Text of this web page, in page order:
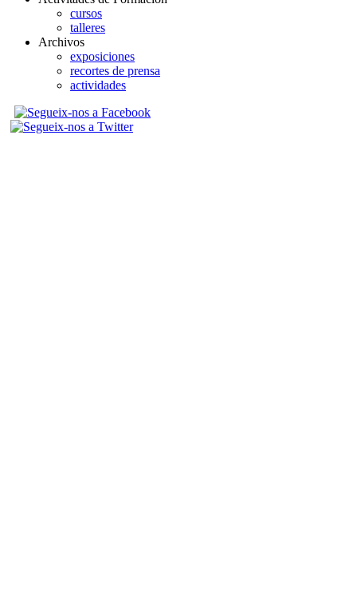
cursos
talleres
Archivos
exposiciones
recortes de prensa
actividades